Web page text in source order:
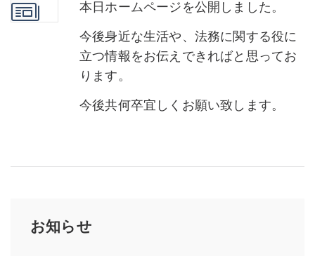
本日ホームページを公開しました。
今後身近な生活や、法務に関する役に
立つ情報をお伝えできればと思ってお
ります。
今後共何卒宜しくお願い致します。
お知らせ